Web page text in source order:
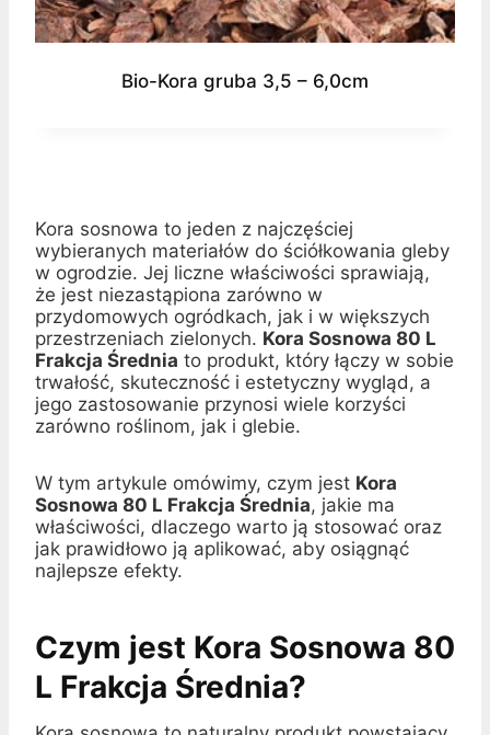
Bio-Kora gruba 3,5 – 6,0cm
Kora sosnowa to jeden z najczęściej
wybieranych materiałów do ściółkowania gleby
w ogrodzie. Jej liczne właściwości sprawiają,
że jest niezastąpiona zarówno w
przydomowych ogródkach, jak i w większych
przestrzeniach zielonych. Kora Sosnowa 80 L
Frakcja Średnia to produkt, który łączy w sobie
trwałość, skuteczność i estetyczny wygląd, a
jego zastosowanie przynosi wiele korzyści
zarówno roślinom, jak i glebie.
W tym artykule omówimy, czym jest Kora
Sosnowa 80 L Frakcja Średnia, jakie ma
właściwości, dlaczego warto ją stosować oraz
jak prawidłowo ją aplikować, aby osiągnąć
najlepsze efekty.
Czym jest Kora Sosnowa 80
L Frakcja Średnia?